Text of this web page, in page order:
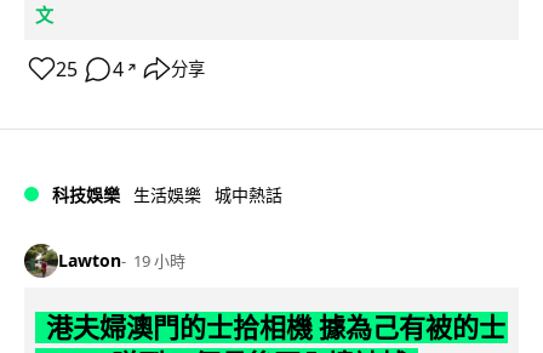
文
25 4 ↗ 分享
科技娛樂 生活娛樂 城中熱話
Lawton 19 小時
港夫婦澳門的士拾相機 據為己有被的士